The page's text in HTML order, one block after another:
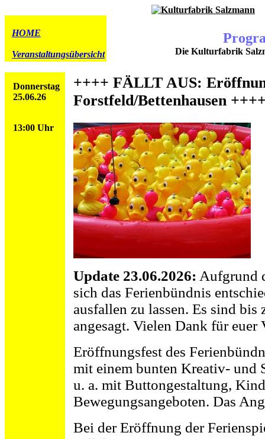
HOME
Veranstaltungsübersicht Die Kulturfabrik
Donnerstag
25.06.26
++++ FÄLLT AUS:
Forstfeld/Bettenhausen
13:00 Uhr
Update 23.06.2026: Aufgrund
sich das Ferienbündnis
ausfallen zu lassen. Es sind bis
angesagt. Vielen Dank für euer
Eröffnungsfest des
mit einem bunten Kreativ- und
u. a. mit Buttongestaltung,
Bewegungsangeboten. Das
Bei der Eröffnung der